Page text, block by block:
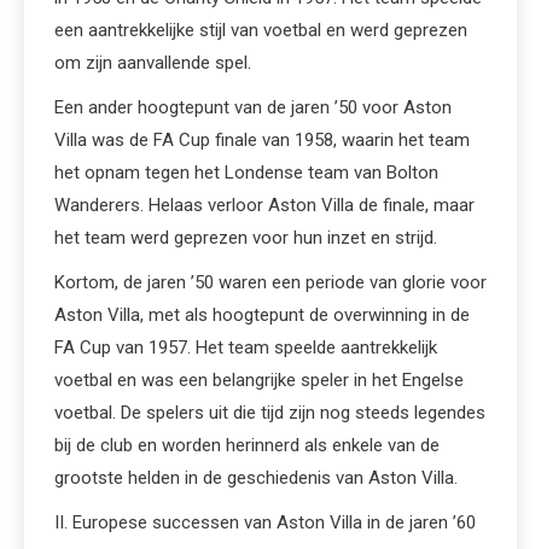
een aantrekkelijke stijl van voetbal en werd geprezen
om zijn aanvallende spel.
Een ander hoogtepunt van de jaren ’50 voor Aston
Villa was de FA Cup finale van 1958, waarin het team
het opnam tegen het Londense team van Bolton
Wanderers. Helaas verloor Aston Villa de finale, maar
het team werd geprezen voor hun inzet en strijd.
Kortom, de jaren ’50 waren een periode van glorie voor
Aston Villa, met als hoogtepunt de overwinning in de
FA Cup van 1957. Het team speelde aantrekkelijk
voetbal en was een belangrijke speler in het Engelse
voetbal. De spelers uit die tijd zijn nog steeds legendes
bij de club en worden herinnerd als enkele van de
grootste helden in de geschiedenis van Aston Villa.
II. Europese successen van Aston Villa in de jaren ’60